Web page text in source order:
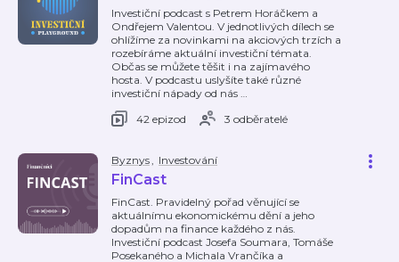
Investiční podcast s Petrem Horáčkem a
Ondřejem Valentou. V jednotlivých dílech se
ohlížíme za novinkami na akciových trzích a
rozebíráme aktuální investiční témata.
Občas se můžete těšit i na zajímavého
hosta. V podcastu uslyšíte také různé
investiční nápady od nás …
42 epizod
3 odběratelé
Byznys, Investování
FinCast
FinCast. Pravidelný pořad věnující se
aktuálnímu ekonomickému dění a jeho
dopadům na finance každého z nás.
Investiční podcast Josefa Soumara, Tomáše
Posekaného a Michala Vrančíka a